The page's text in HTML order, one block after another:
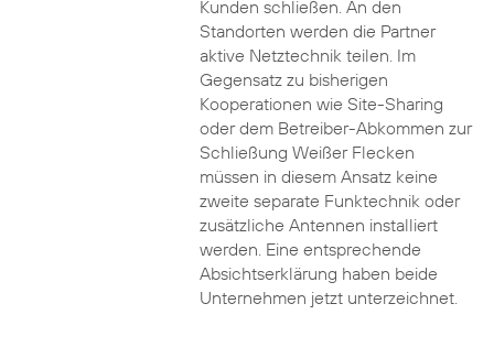
Kunden schließen. An den
Standorten werden die Partner
aktive Netztechnik teilen. Im
Gegensatz zu bisherigen
Kooperationen wie Site-Sharing
oder dem Betreiber-Abkommen zur
Schließung Weißer Flecken
müssen in diesem Ansatz keine
zweite separate Funktechnik oder
zusätzliche Antennen installiert
werden. Eine entsprechende
Absichtserklärung haben beide
Unternehmen jetzt unterzeichnet.